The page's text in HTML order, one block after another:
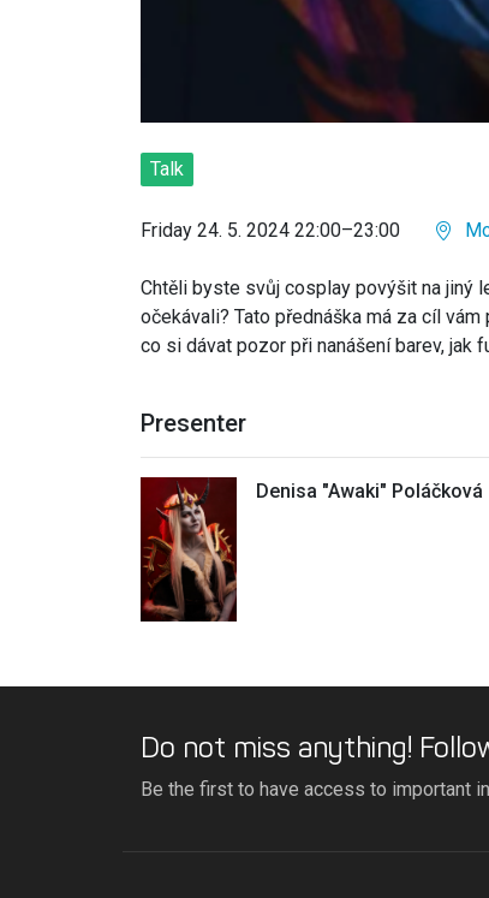
Talk
Friday 24. 5. 2024 22:00–23:00
Chtěli byste svůj cosplay povýšit na jiný
očekávali? Tato přednáška má za cíl
co si dávat pozor při nanášení barev, jak
Presenter
Denisa "Awaki" Poláčková
Do not miss anything!
Be the first to have access to important